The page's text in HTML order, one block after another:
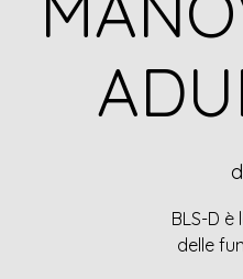
BLS-D
delle